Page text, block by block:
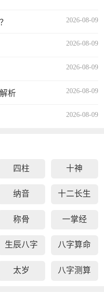
2026-08-09
2026-08-09
2026-08-09
析 2026-08-09
2026-08-09
四柱 十神
纳音 十二长生
称骨 一掌经
生辰八字 八字算命
太岁 八字测算